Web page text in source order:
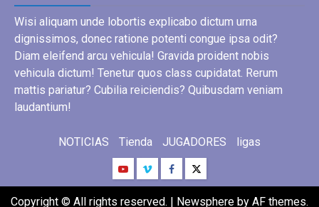
Wisi aliquam unde lobortis explicabo dictum urna
dignissimos, donec ratione potenti congue ipsa odit?
Diam eleifend arcu vehicula! Gravida proident nobis
vehicula dictum! Tenetur quos class cupidatat. Rerum
mattis pariatur? Cubilia reiciendis? Quibusdam veniam
laudantium!
NOTICIAS Tienda JUGADORES ligas
Copyright © All rights reserved. Newsphere by AF themes.